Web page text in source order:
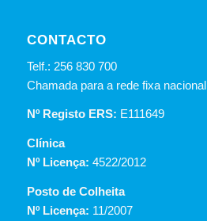
CONTACTO
Telf.: 256 830 700
Chamada para a rede fixa nacional
Nº Registo ERS: E111649
Clínica
Nº Licença: 4522/2012
Posto de Colheita
Nº Licença: 11/2007